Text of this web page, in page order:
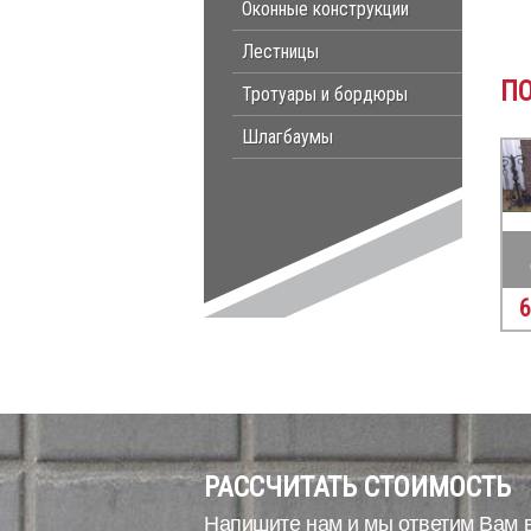
Оконные конструкции
Лестницы
Тротуары и бордюры
Шлагбаумы
РАССЧИТАТЬ СТОИМОСТЬ
Напишите нам и мы ответим Вам